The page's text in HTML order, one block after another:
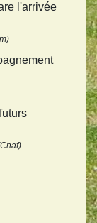
l'arrivée